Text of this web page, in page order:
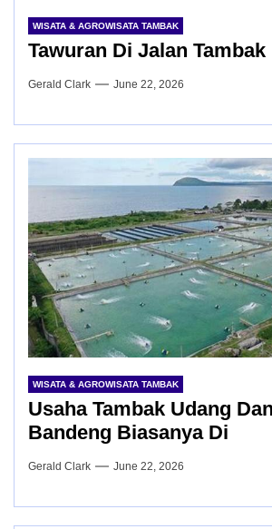
WISATA & AGROWISATA TAMBAK
Tawuran Di Jalan Tambak
Gerald Clark June 22, 2026
WISATA & AGROWISATA TAMBAK
Usaha Tambak Udang
Bandeng Biasanya Di
Gerald Clark June 22, 2026